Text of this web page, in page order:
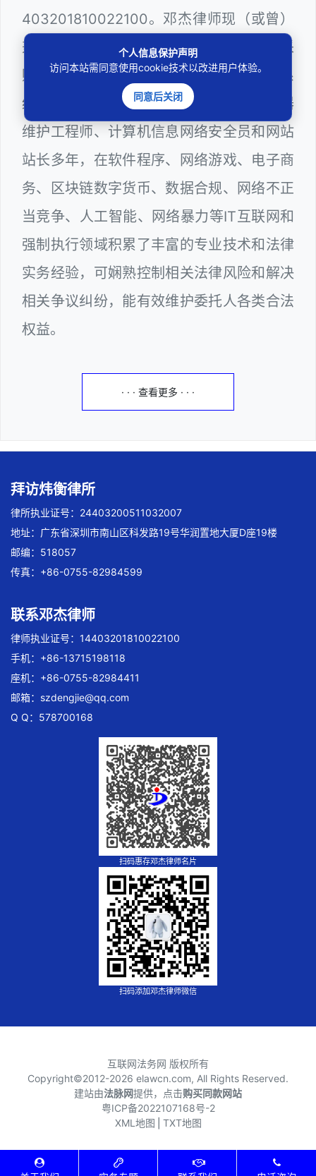
403201810022100。邓杰律师现（或曾）
兼任深圳市人民政府听证员、深圳市政府采
购评审专家（法律类），深圳市某区政府系
统公职律师、WEB前端开发和 WEB服务器
维护工程师、计算机信息网络安全员和网站
站长多年，在软件程序、网络游戏、电子商
务、区块链数字货币、数据合规、网络不正
当竞争、人工智能、网络暴力等IT互联网和
强制执行领域积累了丰富的专业技术和法律
实务经验，可娴熟控制相关法律风险和解决
相关争议纠纷，能有效维护委托人各类合法
权益。
· · · 查看更多 · · ·
拜访炜衡律所
律所执业证号：24403200511032007
地址：广东省深圳市南山区科发路19号华润置地大厦D座19楼
邮编：518057
传真：+86-0755-82984599
联系邓杰律师
律师执业证号：14403201810022100
手机：+86-13715198118
座机：+86-0755-82984411
邮箱： szdengjie@qq.com
Q Q：578700168
扫码惠存邓杰律师名片
扫码添加邓杰律师微信
互联网法务网 版权所有
Copyright©2012-2026 elawcn.com, All Rights Reserved.
建站由法脉网提供，点击购买同款网站
粤ICP备2022107168号-2
个人信息保护声明
访问本站需同意使用cookie技术以改进用户体验。
同意后关闭
XML地图 TXT地图